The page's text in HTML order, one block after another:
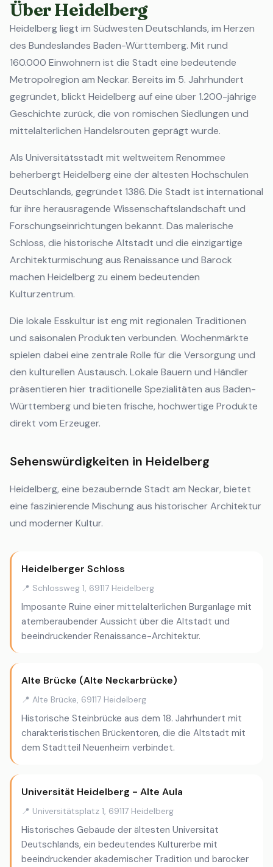
Über Heidelberg
Heidelberg liegt im Südwesten Deutschlands, im Herzen
des Bundeslandes Baden-Württemberg. Mit rund
160.000 Einwohnern ist die Stadt eine bedeutende
Metropolregion am Neckar. Bereits im 5. Jahrhundert
gegründet, blickt Heidelberg auf eine über 1.200-jährige
Geschichte zurück, die von römischen Siedlungen und
mittelalterlichen Handelsrouten geprägt wurde.
Als Universitätsstadt mit weltweitem Renommee
beherbergt Heidelberg eine der ältesten Hochschulen
Deutschlands, gegründet 1386. Die Stadt ist international
für ihre herausragende Wissenschaftslandschaft und
Forschungseinrichtungen bekannt. Das malerische
Schloss, die historische Altstadt und die einzigartige
Architekturmischung aus Renaissance und Barock
machen Heidelberg zu einem bedeutenden
Kulturzentrum.
Die lokale Esskultur ist eng mit regionalen Traditionen
und saisonalen Produkten verbunden. Wochenmärkte
spielen dabei eine zentrale Rolle für die Versorgung und
den kulturellen Austausch. Lokale Bauern und Händler
präsentieren hier traditionelle Spezialitäten aus Baden-
Württemberg und bieten frische, hochwertige Produkte
direkt vom Erzeuger.
Sehenswürdigkeiten in Heidelberg
Heidelberg, eine bezaubernde Stadt am Neckar, bietet
eine faszinierende Mischung aus historischer Architektur
und moderner Kultur.
Heidelberger Schloss
📍 Schlossweg 1, 69117 Heidelberg
Imposante Ruine einer mittelalterlichen Burganlage mit
atemberaubender Aussicht über die Altstadt und
beeindruckender Renaissance-Architektur.
Alte Brücke (Alte Neckarbrücke)
📍 Alte Brücke, 69117 Heidelberg
Historische Steinbrücke aus dem 18. Jahrhundert mit
charakteristischen Brückentoren, die die Altstadt mit
dem Stadtteil Neuenheim verbindet.
Universität Heidelberg - Alte Aula
📍 Universitätsplatz 1, 69117 Heidelberg
Historisches Gebäude der ältesten Universität
Deutschlands, ein bedeutendes Kulturerbe mit
beeindruckender akademischer Tradition und barocker